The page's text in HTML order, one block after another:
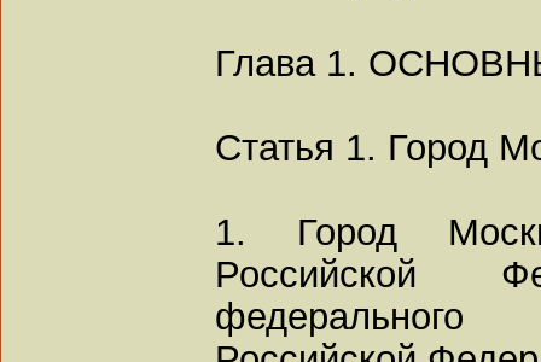
Глава 1.
Статья 1. Город
1. Город
Российской